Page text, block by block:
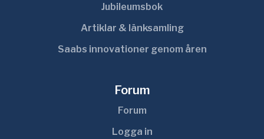
Jubileumsbok
Artiklar & länksamling
Saabs innovationer genom åren
Forum
Forum
Logga in